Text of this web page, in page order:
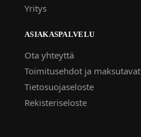
Yritys
ASIAKASPALVELU
Ota yhteyttä
Toimitusehdot ja maksutavat
Tietosuojaseloste
Rekisteriseloste